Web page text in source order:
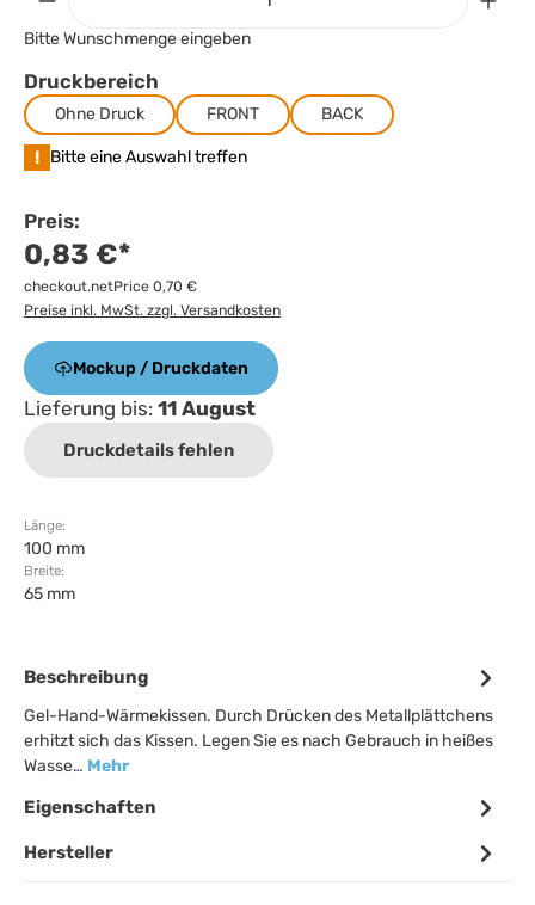
Bitte Wunschmenge eingeben
Druckbereich
Ohne Druck FRONT BACK
! Bitte eine Auswahl treffen
Preis:
0,83 €*
checkout.netPrice 0,70 €
Preise inkl. MwSt. zzgl. Versandkosten
Mockup / Druckdaten
Lieferung bis: 11 August
Druckdetails fehlen
Länge:
100 mm
Breite:
65 mm
Beschreibung
Gel-Hand-Wärmekissen. Durch Drücken des Metallplättchens
erhitzt sich das Kissen. Legen Sie es nach Gebrauch in heißes
Wasse… Mehr
Eigenschaften
Hersteller